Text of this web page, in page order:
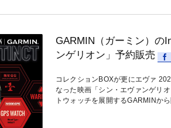
GARMIN（ガーミン）の
ンゲリオン」予約販売
コレクションBOXが更にエヴァ
なった映画「シン・エヴァンゲリ
トウォッチを展開するGARMINか